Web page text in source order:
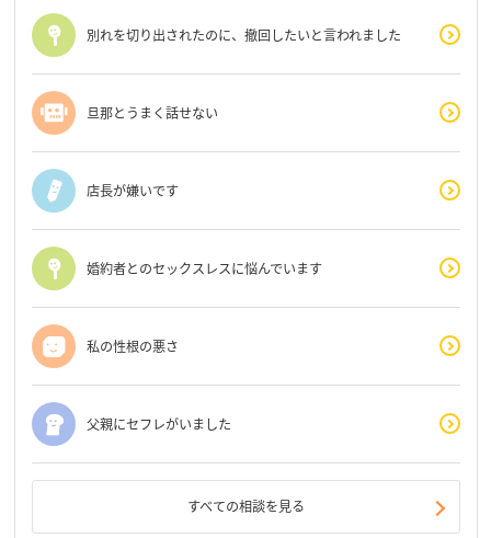
別れを切り出されたのに、撤回したいと言われました
旦那とうまく話せない
店長が嫌いです
婚約者とのセックスレスに悩んでいます
私の性根の悪さ
父親にセフレがいました
すべての相談を見る